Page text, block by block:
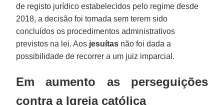
de registo jurídico estabelecidos pelo regime desde
2018, a decisão foi tomada sem terem sido
concluídos os procedimentos administrativos
previstos na lei. Aos jesuítas não foi dada a
possibilidade de recorrer a um juiz imparcial.
Em aumento as perseguições
contra a Igreja católica